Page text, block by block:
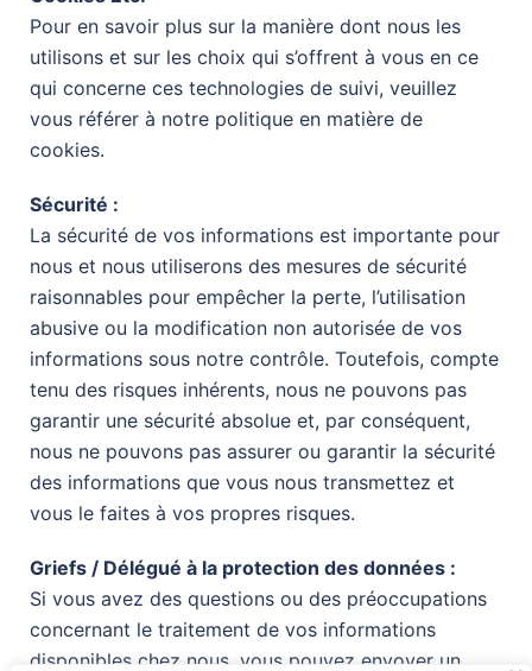
Pour en savoir plus sur la manière dont nous les
utilisons et sur les choix qui s’offrent à vous en ce
qui concerne ces technologies de suivi, veuillez
vous référer à notre politique en matière de
cookies.
Sécurité :
La sécurité de vos informations est importante pour
nous et nous utiliserons des mesures de sécurité
raisonnables pour empêcher la perte, l’utilisation
abusive ou la modification non autorisée de vos
informations sous notre contrôle. Toutefois, compte
tenu des risques inhérents, nous ne pouvons pas
garantir une sécurité absolue et, par conséquent,
nous ne pouvons pas assurer ou garantir la sécurité
des informations que vous nous transmettez et
vous le faites à vos propres risques.
Griefs / Délégué à la protection des données :
Si vous avez des questions ou des préoccupations
concernant le traitement de vos informations
disponibles chez nous, vous pouvez envoyer un